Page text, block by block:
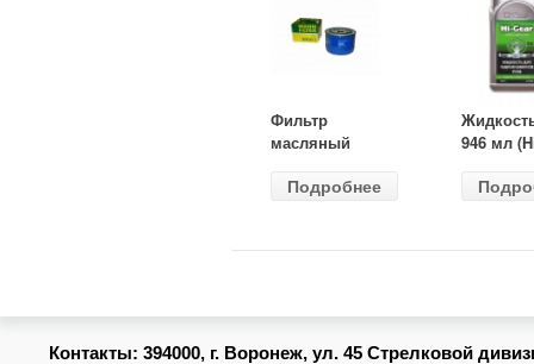
Фильтр
масляный
(MANN) W
Подробнее
946 мл
Контакты: 394000, г. Воронеж, ул. 45 Стрелковой